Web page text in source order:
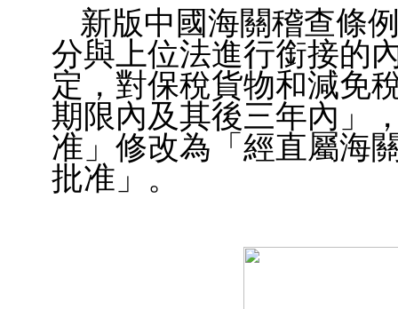
新版中國海關稽查條
分與上位法進行銜接的
定，對保稅貨物和減免
期限內及其後三年內」
准」修改為「經直屬海
批准」。